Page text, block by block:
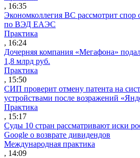
, 16:35
Экономколлегия ВС рассмотрит спор
по ВЭД ЕАЭС
Практика
, 16:24
Дочерняя компания «Мегафона»
1,8 млрд руб.
Практика
, 15:50
СИП проверит отмену патента на
устройствами после возражений
Практика
, 15:17
Суды 10 стран рассматривают иски
Google о возврате дивидендов
Международная практика
, 14:09